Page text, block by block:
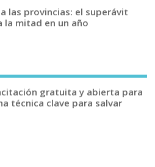
las provincias: el superávit
la mitad en un año
gratuita y abierta para
técnica clave para salvar